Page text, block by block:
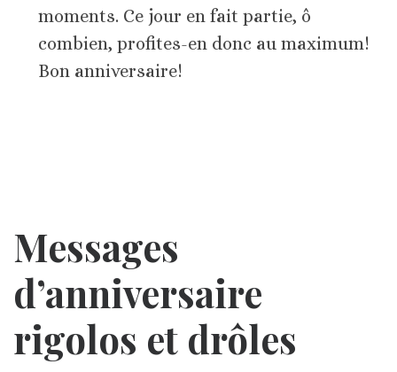
moments. Ce jour en fait partie, ô
combien, profites-en donc au maximum!
Bon anniversaire!
Messages
d’anniversaire
rigolos et drôles